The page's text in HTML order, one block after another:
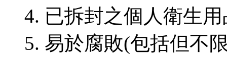
已拆封之個人衛生
易於腐敗(包括但不